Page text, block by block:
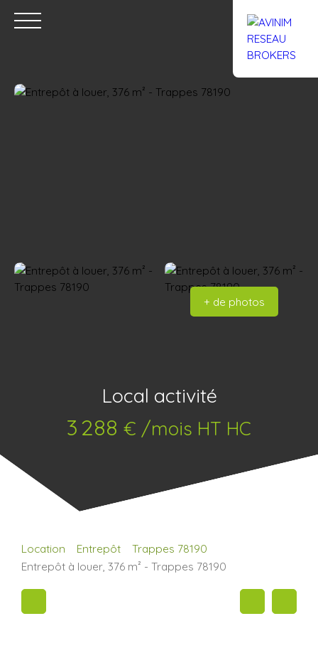
+ de photos
Local activité
3 288 € /mois HT HC
Location Entrepôt
Trappes 78190
Entrepôt à louer, 376 m² - Trappes 78190